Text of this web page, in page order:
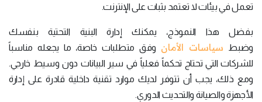
تعمل في بيئات لا تعتمد بثبات على الإنترنت.
بفضل هذا النموذج، يمكنك إدارة البنية التحتية بنفسك
وضبط سياسات الأمان وفق متطلبات خاصة، ما يجعله مناسباً
للشركات التي تحتاج تحكماً فعلياً في سير البيانات دون وسيط خارجي.
ومع ذلك، يجب أن تتوفر لديك موارد تقنية داخلية قادرة على إدارة
الأجهزة والصيانة والتحديث الدوري.